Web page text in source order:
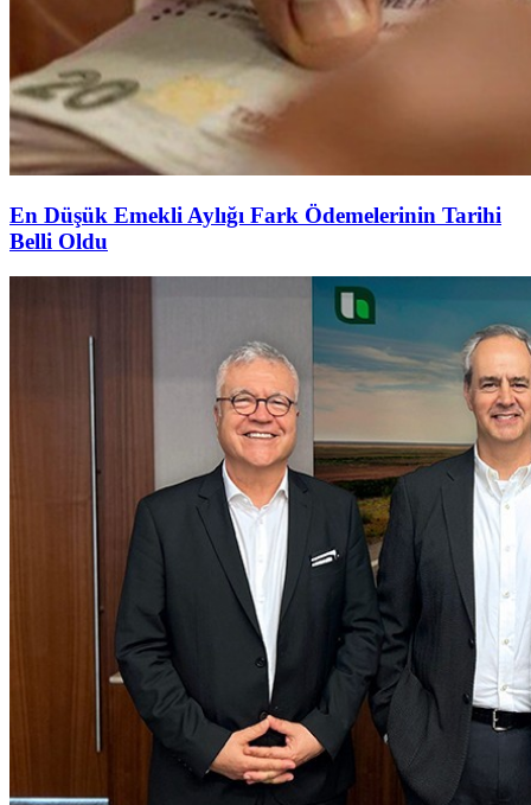
En Düşük Emekli Aylığı Fark Ödemelerinin Tarihi
Belli Oldu